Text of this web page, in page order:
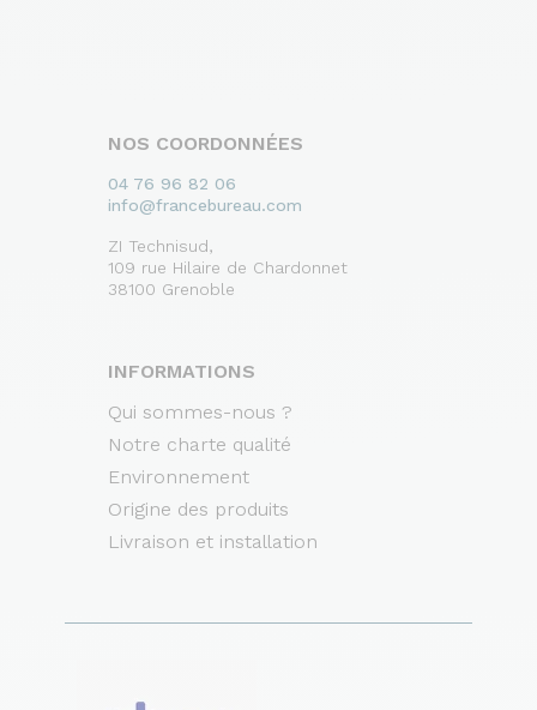
NOS COORDONNÉES
04 76 96 82 06
info@francebureau.com
ZI Technisud,
109 rue Hilaire de Chardonnet
38100 Grenoble
INFORMATIONS
Qui sommes-nous ?
Notre charte qualité
Environnement
Origine des produits
Livraison et installation